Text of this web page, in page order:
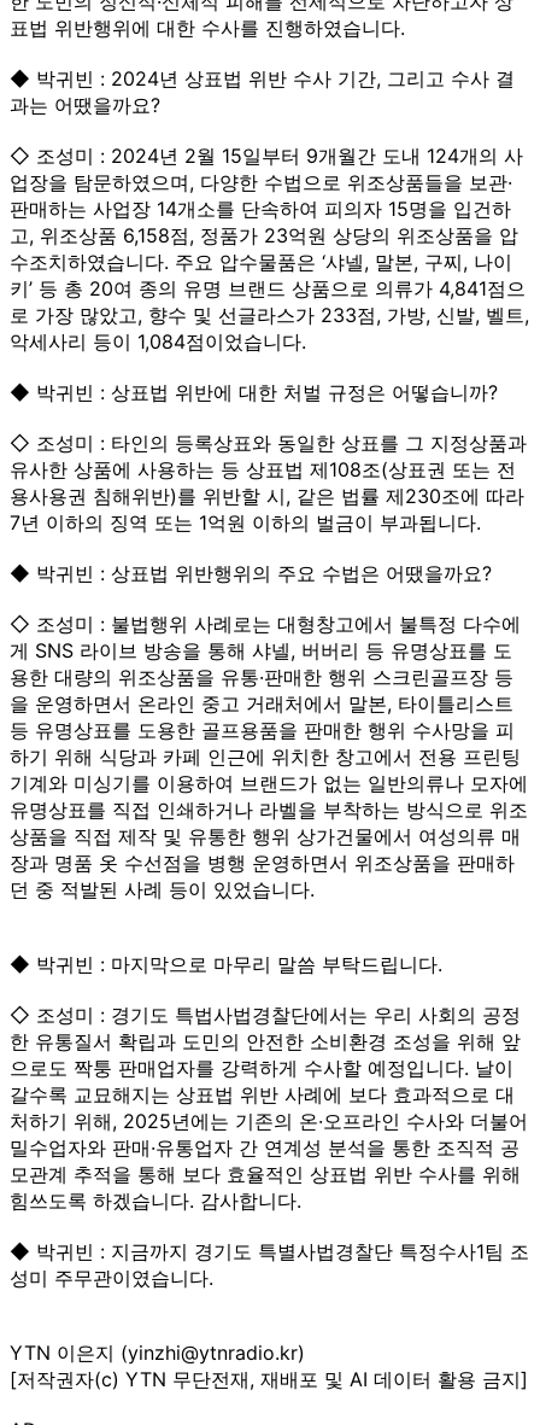
표법 위반행위에 대한 수사를 진행하였습니다.
◆ 박귀빈 : 2024년 상표법 위반 수사 기간, 그리고 수사 결
과는 어땠을까요?
◇ 조성미 : 2024년 2월 15일부터 9개월간 도내 124개의 사
업장을 탐문하였으며, 다양한 수법으로 위조상품들을 보관·
판매하는 사업장 14개소를 단속하여 피의자 15명을 입건하
고, 위조상품 6,158점, 정품가 23억원 상당의 위조상품을 압
수조치하였습니다. 주요 압수물품은 ‘샤넬, 말본, 구찌, 나이
키’ 등 총 20여 종의 유명 브랜드 상품으로 의류가 4,841점으
로 가장 많았고, 향수 및 선글라스가 233점, 가방, 신발, 벨트,
악세사리 등이 1,084점이었습니다.
◆ 박귀빈 : 상표법 위반에 대한 처벌 규정은 어떻습니까?
◇ 조성미 : 타인의 등록상표와 동일한 상표를 그 지정상품과
유사한 상품에 사용하는 등 상표법 제108조(상표권 또는 전
용사용권 침해위반)를 위반할 시, 같은 법률 제230조에 따라
7년 이하의 징역 또는 1억원 이하의 벌금이 부과됩니다.
◆ 박귀빈 : 상표법 위반행위의 주요 수법은 어땠을까요?
◇ 조성미 : 불법행위 사례로는 대형창고에서 불특정 다수에
게 SNS 라이브 방송을 통해 샤넬, 버버리 등 유명상표를 도
용한 대량의 위조상품을 유통·판매한 행위 스크린골프장 등
을 운영하면서 온라인 중고 거래처에서 말본, 타이틀리스트
등 유명상표를 도용한 골프용품을 판매한 행위 수사망을 피
하기 위해 식당과 카페 인근에 위치한 창고에서 전용 프린팅
기계와 미싱기를 이용하여 브랜드가 없는 일반의류나 모자에
유명상표를 직접 인쇄하거나 라벨을 부착하는 방식으로 위조
상품을 직접 제작 및 유통한 행위 상가건물에서 여성의류 매
장과 명품 옷 수선점을 병행 운영하면서 위조상품을 판매하
던 중 적발된 사례 등이 있었습니다.
◆ 박귀빈 : 마지막으로 마무리 말씀 부탁드립니다.
◇ 조성미 : 경기도 특법사법경찰단에서는 우리 사회의 공정
한 유통질서 확립과 도민의 안전한 소비환경 조성을 위해 앞
으로도 짝퉁 판매업자를 강력하게 수사할 예정입니다. 날이
갈수록 교묘해지는 상표법 위반 사례에 보다 효과적으로 대
처하기 위해, 2025년에는 기존의 온·오프라인 수사와 더불어
밀수업자와 판매·유통업자 간 연계성 분석을 통한 조직적 공
모관계 추적을 통해 보다 효율적인 상표법 위반 수사를 위해
힘쓰도록 하겠습니다. 감사합니다.
◆ 박귀빈 : 지금까지 경기도 특별사법경찰단 특정수사1팀 조
성미 주무관이였습니다.
YTN 이은지 (yinzhi@ytnradio.kr)
[저작권자(c) YTN 무단전재, 재배포 및 AI 데이터 활용 금지]